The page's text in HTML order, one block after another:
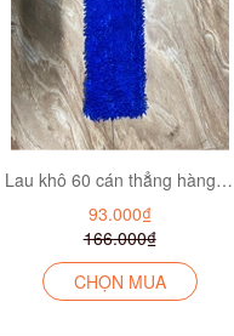
Lau khô 60 cán thẳng hàng đẹp hioko
93.000₫
166.000₫
CHỌN MUA